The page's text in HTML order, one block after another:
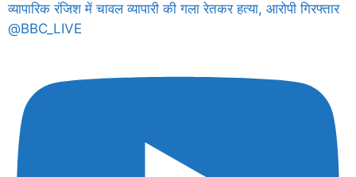
व्यापारिक रंजिश में चावल व्यापारी की गला रेतकर हत्या, आरोपी गिरफ्तार
@BBC_LIVE